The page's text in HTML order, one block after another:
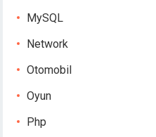
MySQL
Network
Otomobil
Oyun
Php